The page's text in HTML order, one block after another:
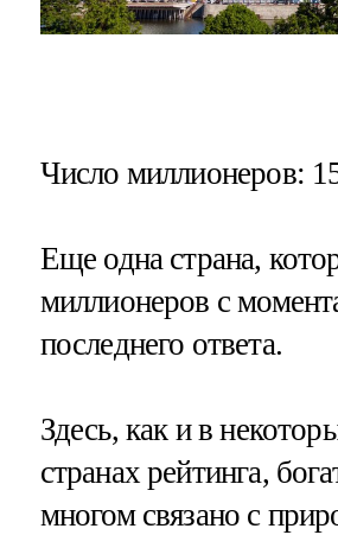
Число миллионеров:
Еще одна страна,
миллионеров с
последнего ответа.
Здесь, как и в
странах рейтинга,
многом связано с